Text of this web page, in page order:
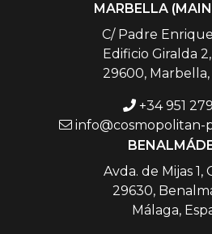
MARBELLA
C/ Padre
Edificio Giralda
29600, Marbella,
+34 951
info@cosmopolitan-
Avda. de Mijas 1,
29630,
Málaga,